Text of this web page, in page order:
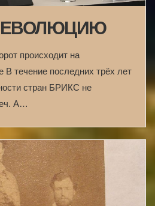
происходит на
В течение последних трёх лет
стран БРИКС не
А…